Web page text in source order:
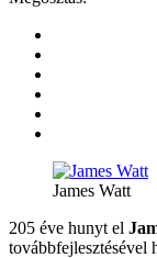
James Watt
205 éve hunyt el
továbbfejlesztésével